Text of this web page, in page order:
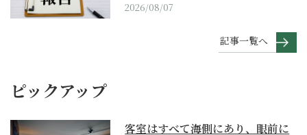
2026/08/07
記事一覧へ
ピックアップ
客室はすべて海側にあり、眼前に